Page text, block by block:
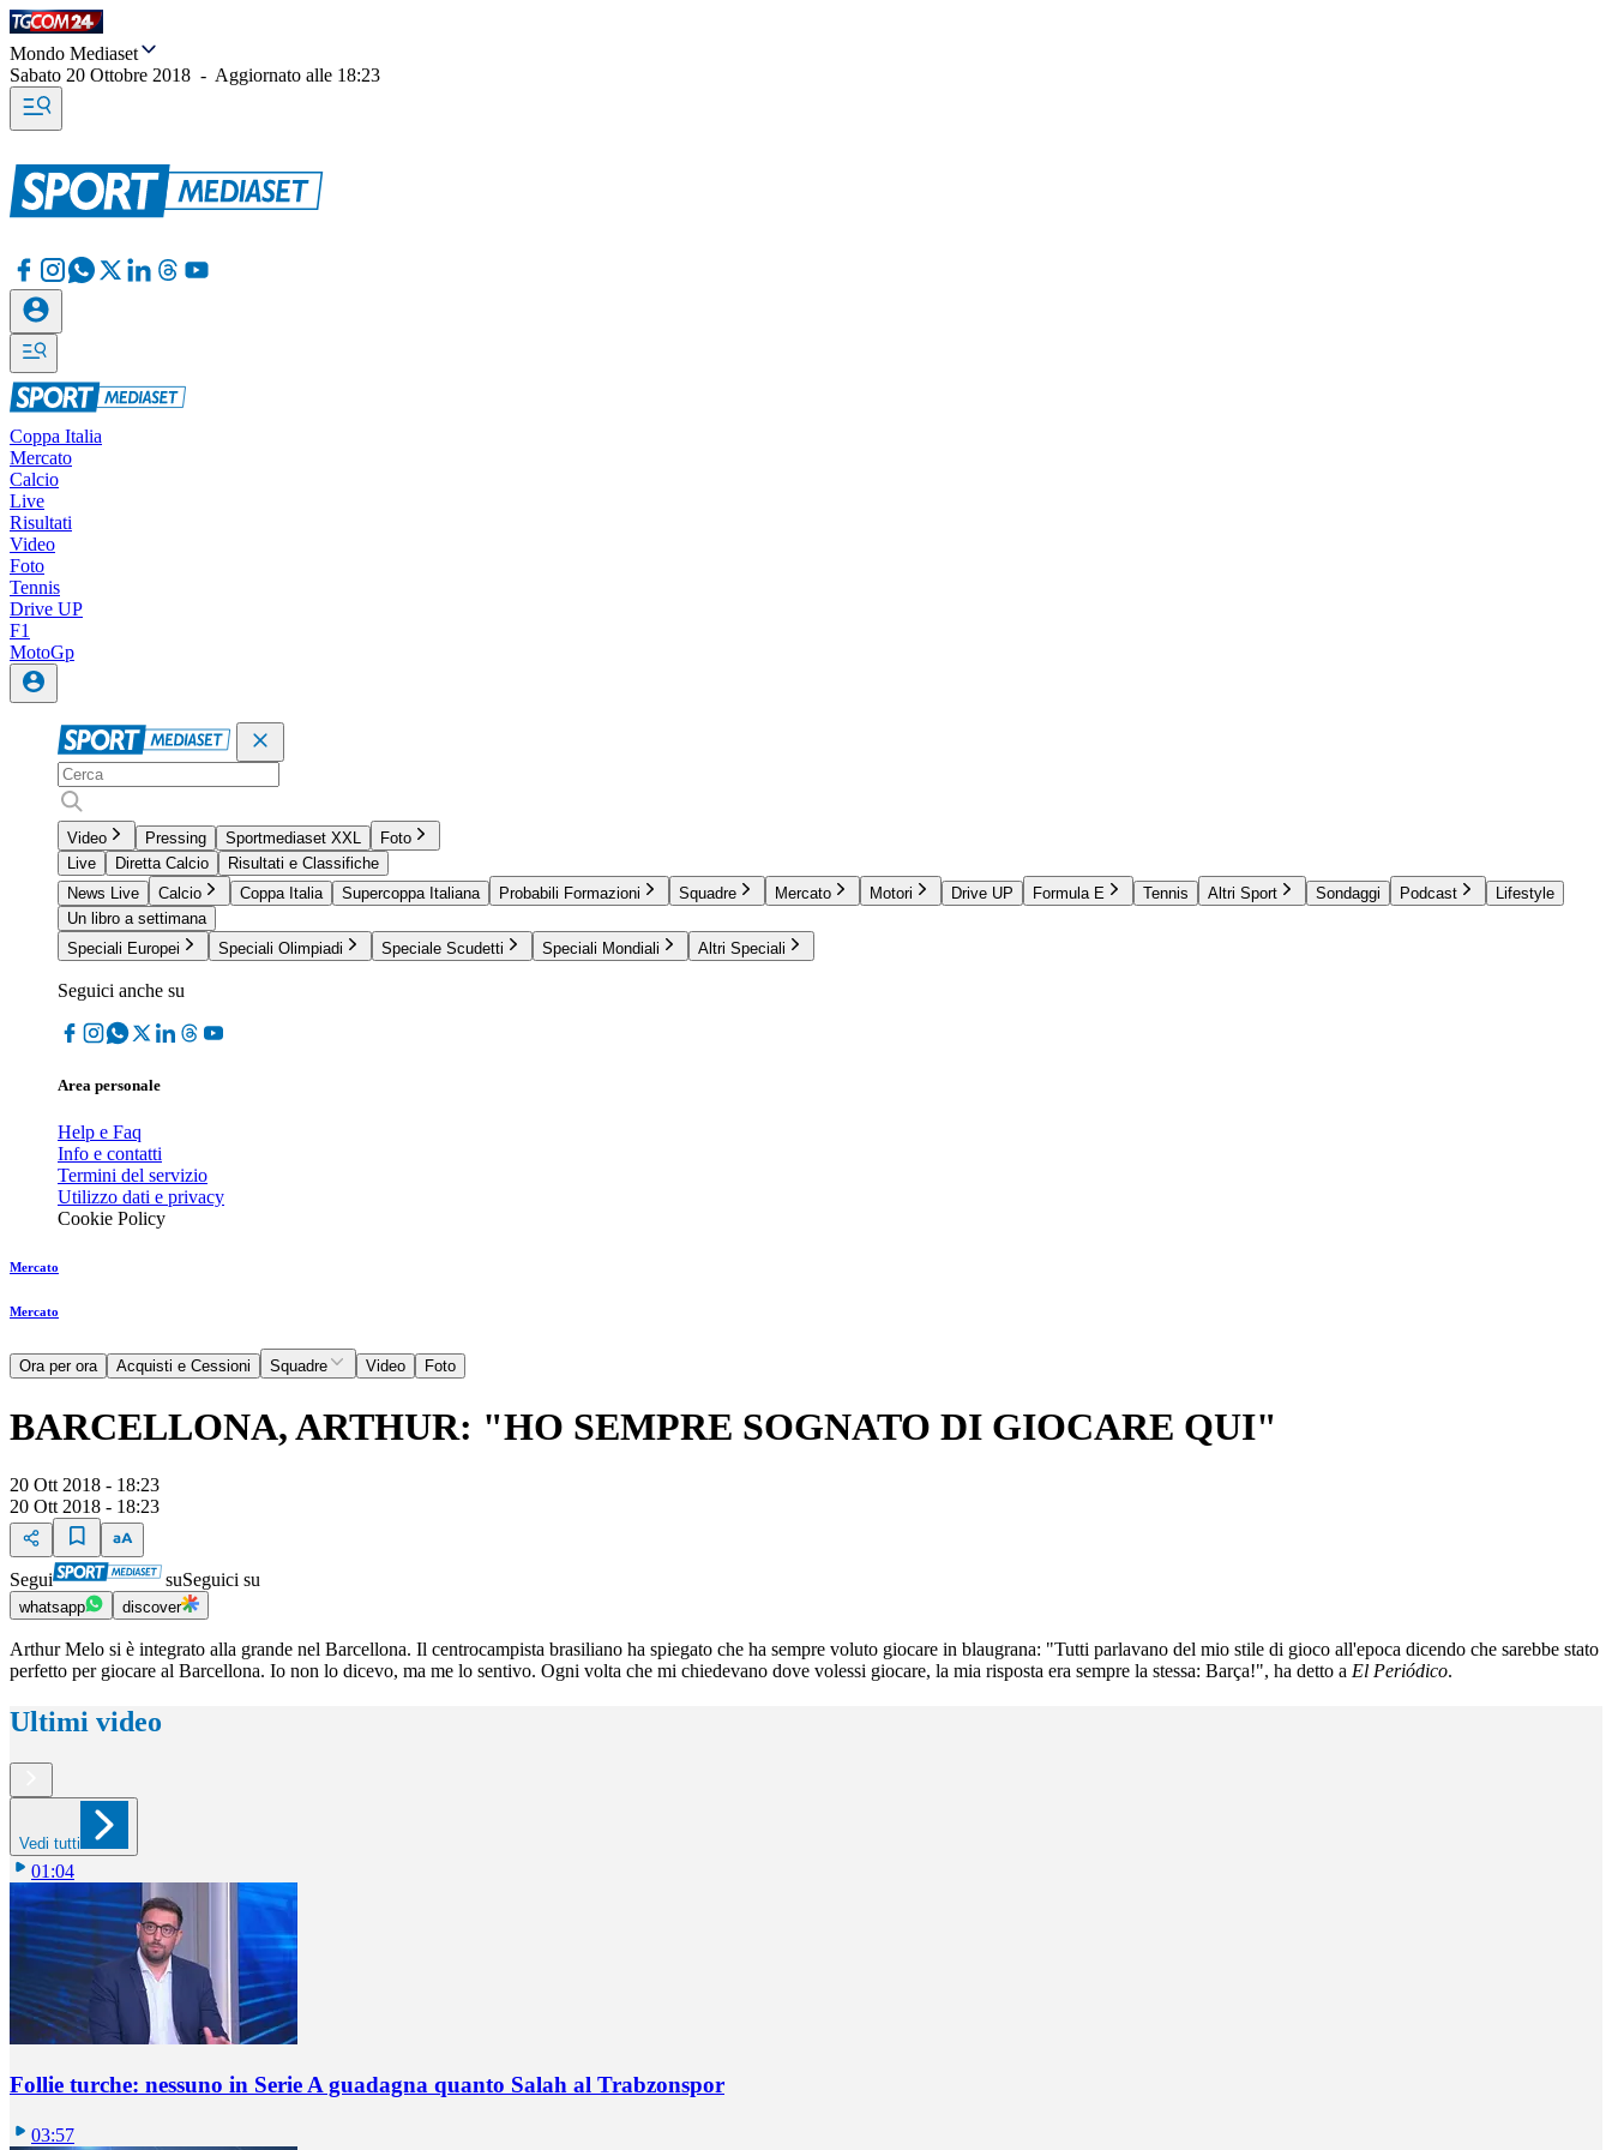
Mondo Mediaset
Sabato 20 Ottobre 2018 - Aggiornato alle 18:23
Coppa Italia
Mercato
Calcio
Live
Risultati
Video
Foto
Tennis
Drive UP
F1
MotoGp
Video Pressing Sportmediaset XXL
Foto
Live
Diretta Calcio
Risultati e Classifiche
News Live
Calcio Coppa Italia Supercoppa Italiana Probabili Formazioni Squadre Mercato Motori Drive UP Formula E Tennis Altri Sport Sondaggi Podcast
Lifestyle
Un libro a settimana
Speciali Europei
Speciali Olimpiadi Speciale Scudetti Speciali Mondiali Altri Speciali
Seguici anche su
Area personale
Help e Faq
Info e contatti
Termini del servizio
Utilizzo dati e privacy
Cookie Policy
Mercato
Mercato
Ora per ora Acquisti e Cessioni Squadre Video Foto
BARCELLONA, ARTHUR: "HO SEMPRE SOGNATO DI GIOCARE QUI"
20 Ott 2018 - 18:23
20 Ott 2018 - 18:23
Segui suSeguici su
whatsapp discover
Arthur Melo si è integrato alla grande nel Barcellona. Il centrocampista brasiliano ha spiegato che ha sempre voluto giocare in blaugrana: "Tutti parlavano del mio stile di gioco all'epoca dicendo che sarebbe stato
perfetto per giocare al Barcellona. Io non lo dicevo, ma me lo sentivo. Ogni volta che mi chiedevano dove volessi giocare, la mia risposta era sempre la stessa: Barça!", ha detto a El Periódico.
Ultimi video
Vedi tutti
01:04
Follie turche: nessuno in Serie A guadagna quanto Salah al Trabzonspor
03:57